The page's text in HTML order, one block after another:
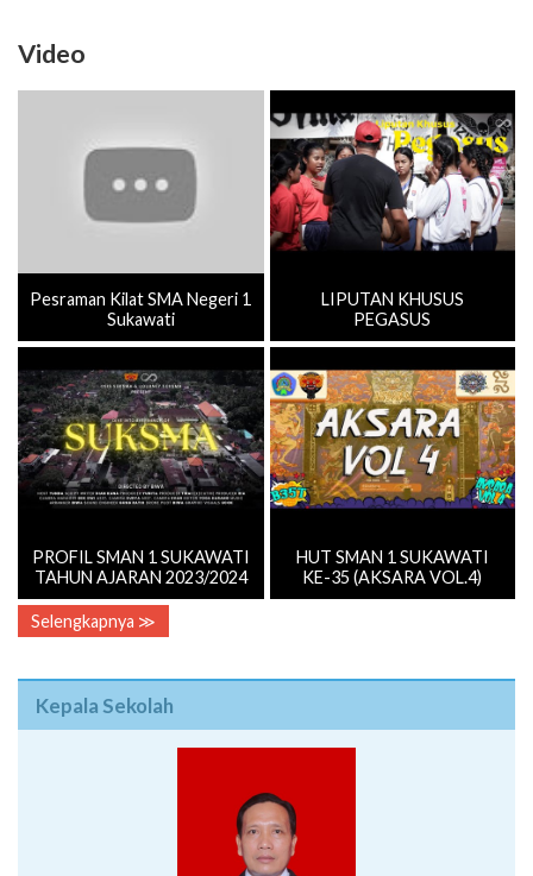
Video
Pesraman Kilat SMA Negeri 1
Sukawati
LIPUTAN KHUSUS
PEGASUS
PROFIL SMAN 1 SUKAWATI
TAHUN AJARAN 2023/2024
HUT SMAN 1 SUKAWATI
KE-35 (AKSARA VOL.4)
Selengkapnya ≫
Kepala Sekolah